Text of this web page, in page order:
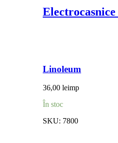
Linoleum
36,00 leimp
În stoc
SKU: 7800